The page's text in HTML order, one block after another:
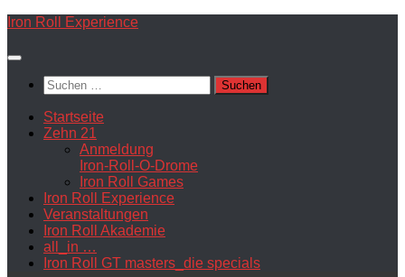
Zum
springen
Iron Roll Experience
Suchen
nach:
Startseite
Zehn 21
Anmeldung
Iron-Roll-O-Drome
Iron Roll Games
Iron Roll Experience
Veranstaltungen
Iron Roll Akademie
all_in …
Iron Roll GT masters_die specials